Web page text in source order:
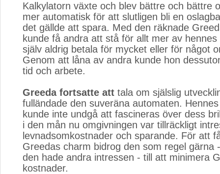
Kalkylatorn växte och blev bättre och bättre
mer automatisk för att slutligen bli en
det gällde att spara. Med den räknade
kunde få andra att stå för allt mer av
själv aldrig betala för mycket eller för något
Genom att låna av andra kunde hon
tid och arbete.
Greeda fortsatte att tala om själslig
fulländade den suveräna automaten.
kunde inte undgå att fascineras över dess
i den mån nu omgivningen var tillräckligt
levnadsomkostnader och sparande. För att
Greedas charm bidrog den som regel gärna
den hade andra intressen - till att minimera
kostnader.